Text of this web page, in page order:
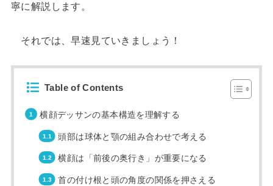
寧に解説します。
それでは、早速見ていきましょう！
Table of Contents
横顔デッサンの基本構造を理解する
頭部は球体と顎の組み合わせで考える
横顔は「前後の奥行き」が重要になる
首の付け根と頭の角度の関係を押さえる